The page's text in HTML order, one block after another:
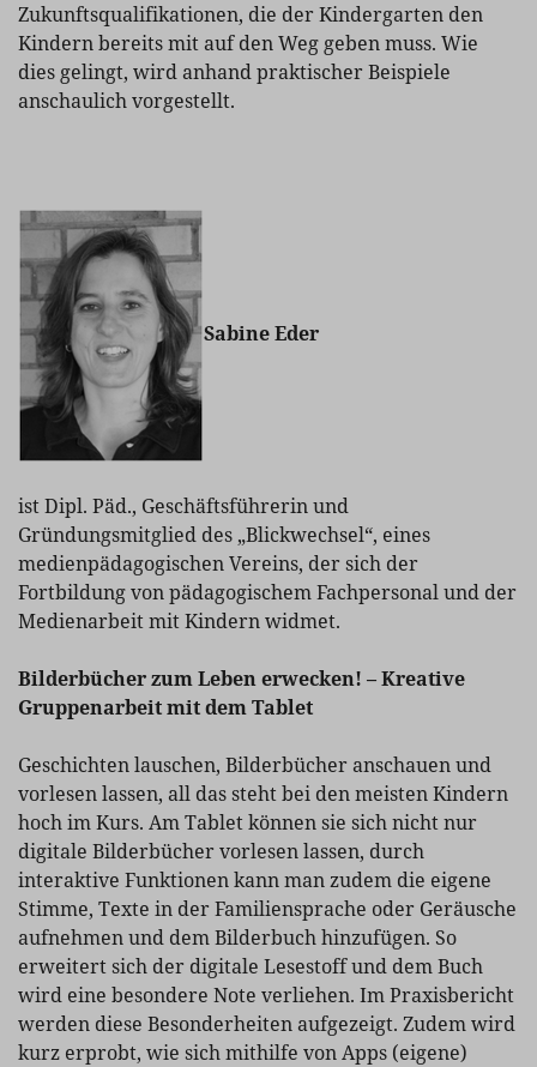
Zukunftsqualifikationen, die der Kindergarten den
Kindern bereits mit auf den Weg geben muss. Wie
dies gelingt, wird anhand praktischer Beispiele
anschaulich vorgestellt.
Sabine Eder
ist Dipl. Päd., Geschäftsführerin und
Gründungsmitglied des „Blickwechsel“, eines
medienpädagogischen Vereins, der sich der
Fortbildung von pädagogischem Fachpersonal und der
Medienarbeit mit Kindern widmet.
Bilderbücher zum Leben erwecken! – Kreative
Gruppenarbeit mit dem Tablet
Geschichten lauschen, Bilderbücher anschauen und
vorlesen lassen, all das steht bei den meisten Kindern
hoch im Kurs. Am Tablet können sie sich nicht nur
digitale Bilderbücher vorlesen lassen, durch
interaktive Funktionen kann man zudem die eigene
Stimme, Texte in der Familiensprache oder Geräusche
aufnehmen und dem Bilderbuch hinzufügen. So
erweitert sich der digitale Lesestoff und dem Buch
wird eine besondere Note verliehen. Im Praxisbericht
werden diese Besonderheiten aufgezeigt. Zudem wird
kurz erprobt, wie sich mithilfe von Apps (eigene)